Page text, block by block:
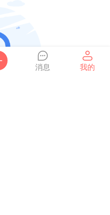
消息 我的